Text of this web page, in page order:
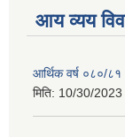
आय व्यय
आर्थिक वर्ष ०८०/
मिति: 10/30/